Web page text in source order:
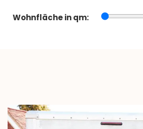
Wohnfläche in qm: